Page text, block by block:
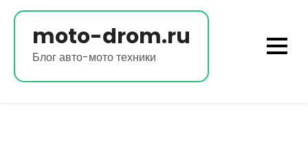
Перейти
содержимомуmoto-drom.ru
Блог авто-мото техники